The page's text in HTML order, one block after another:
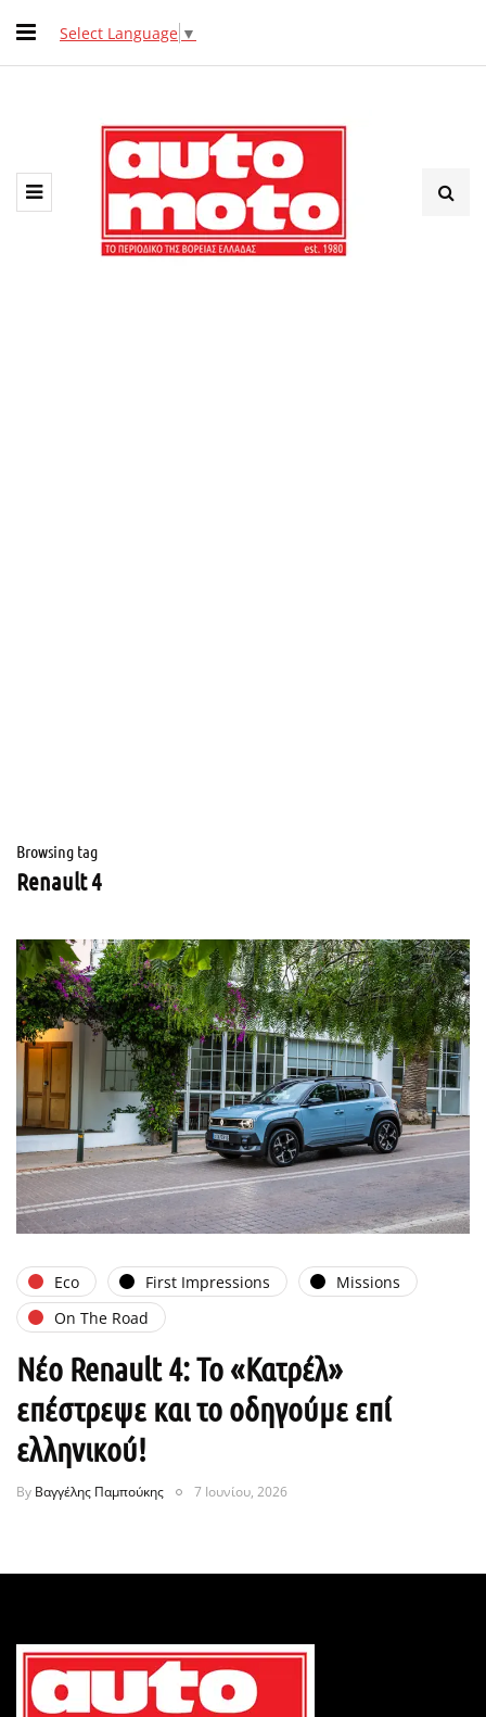
Select Language ▼
Browsing tag
Renault 4
Eco First Impressions
Missions
On The Road
Νέο Renault 4: Το «Κατρέλ»
επέστρεψε και το οδηγούμε επί
ελληνικού!
By Βαγγέλης Παμπούκης 7 Ιουνίου, 2026